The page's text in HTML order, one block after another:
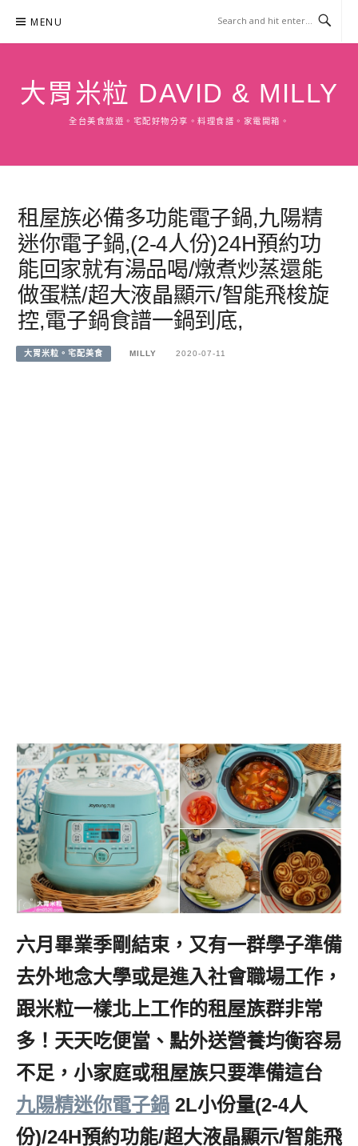
content
MENU
大胃米粒 DAVID & MILLY
全台美食旅遊。宅配好物分享。料理食譜。家電開箱。
租屋族必備多功能電子鍋,九陽精
迷你電子鍋,(2-4人份)24H預約功
能回家就有湯品喝/燉煮炒蒸還能
做蛋糕/超大液晶顯示/智能飛梭旋
控,電子鍋食譜一鍋到底,
大胃米粒。宅配美食 MILLY 2020-07-11
六月畢業季剛結束，又有一群學子準備
去外地念大學或是進入社會職場工作，
跟米粒一樣北上工作的租屋族群非常
多！天天吃便當、點外送營養均衡容易
不足，小家庭或租屋族只要準備這台
九陽精迷你電子鍋 2L小份量(2-4人
份)/24H預約功能/超大液晶顯示/智能飛